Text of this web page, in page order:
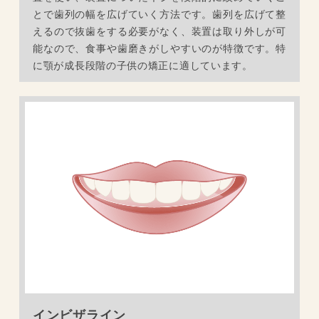
とで歯列の幅を広げていく方法です。歯列を広げて整
えるので抜歯をする必要がなく、装置は取り外しが可
能なので、食事や歯磨きがしやすいのが特徴です。特
に顎が成長段階の子供の矯正に適しています。
インビザライン